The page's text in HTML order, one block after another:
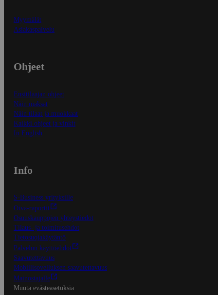
Myymälät
Asiakaspalvelu
Ohjeet
Ensitilaajan ohjeet
Näin maksat
Näin tilaat ja muokkaat
Kaikki ohjeet ja vinkit
In English
Info
S-Business yrityksille
Oiva-raportit
Osuuskauppojen yhteystiedot
Tilaus- ja toimitusehdot
Tietosuojakäytäntö
Palvelun käyttöehdot
Saavutettavuus
Mobiilisovelluksen saavutettavuus
Mainostajalle
Muuta evästeasetuksia